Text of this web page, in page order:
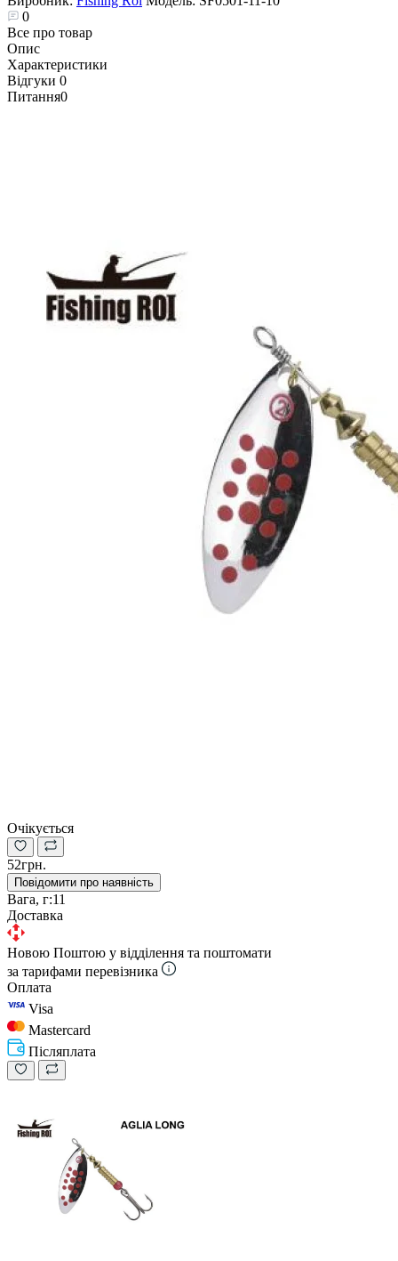
0
Все про товар
Опис
Характеристики
Відгуки 0
Питання0
Очікується
52грн.
Повідомити про наявність
Вага, г:11
Доставка
Новою Поштою у відділення та поштомати
за тарифами перевізника
Оплата
Visa
Mastercard
Післяплата